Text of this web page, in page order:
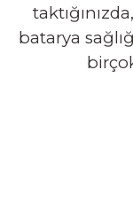
batarya